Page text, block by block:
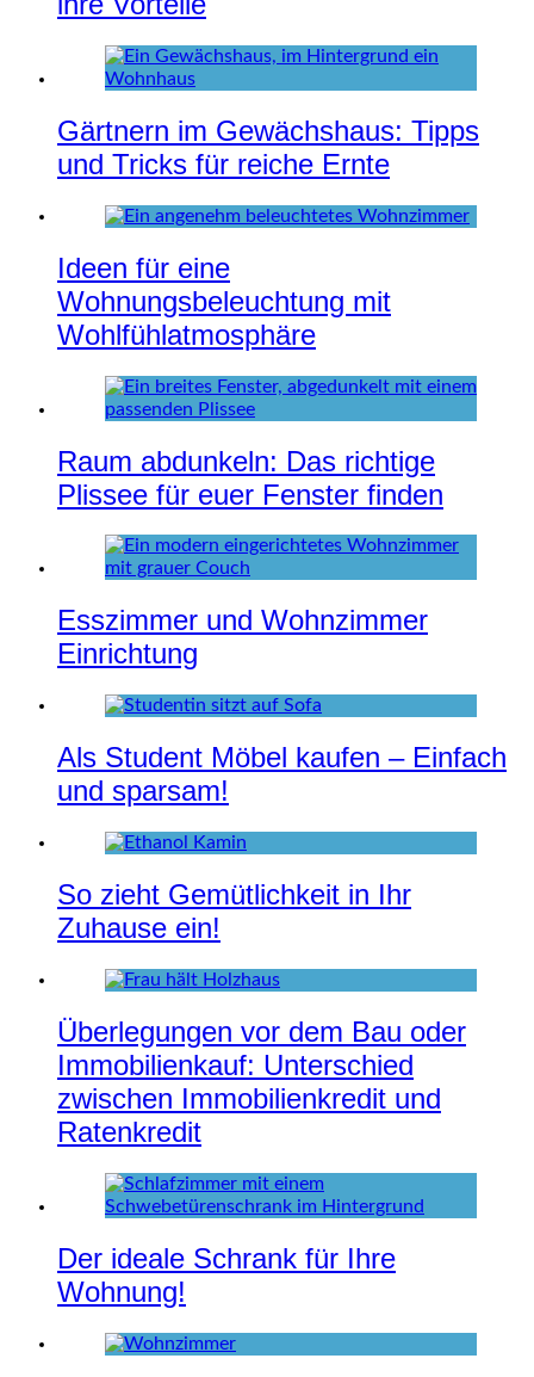
Gärtnern im Gewächshaus: Tipps
und Tricks für reiche Ernte
Ideen für eine
Wohnungsbeleuchtung mit
Wohlfühlatmosphäre
Raum abdunkeln: Das richtige
Plissee für euer Fenster finden
Esszimmer und Wohnzimmer
Einrichtung
Als Student Möbel kaufen – Einfach
und sparsam!
So zieht Gemütlichkeit in Ihr
Zuhause ein!
Überlegungen vor dem Bau oder
Immobilienkauf: Unterschied
zwischen Immobilienkredit und
Ratenkredit
Der ideale Schrank für Ihre
Wohnung!